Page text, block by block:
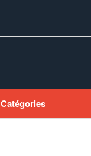
Catégories